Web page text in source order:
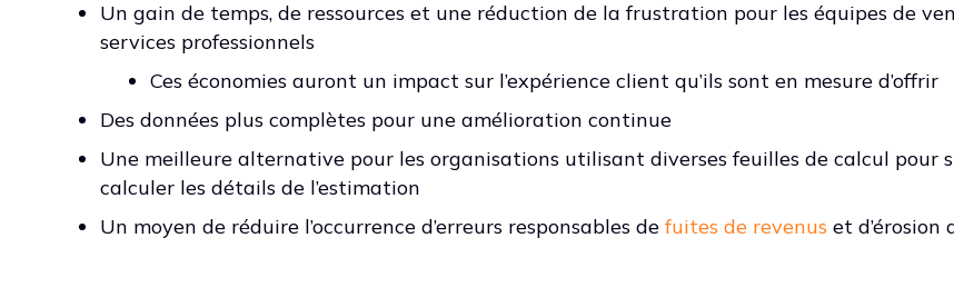
Un gain de temps, de ressources et une réduction de la frustration pour les équipes de
services professionnels
Ces économies auront un impact sur l’expérience client qu’ils sont en mesure d’offrir
Des données plus complètes pour une amélioration continue
Une meilleure alternative pour les organisations utilisant diverses feuilles de calcul pour
calculer les détails de l’estimation
Un moyen de réduire l’occurrence d’erreurs responsables de fuites de revenus et d’érosion